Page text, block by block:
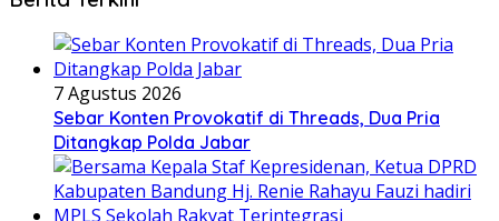
7 Agustus 2026
Sebar Konten Provokatif di Threads, Dua Pria
Ditangkap Polda Jabar